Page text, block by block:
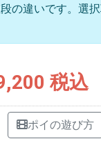
の違いです。選
税込
ポイの遊び方